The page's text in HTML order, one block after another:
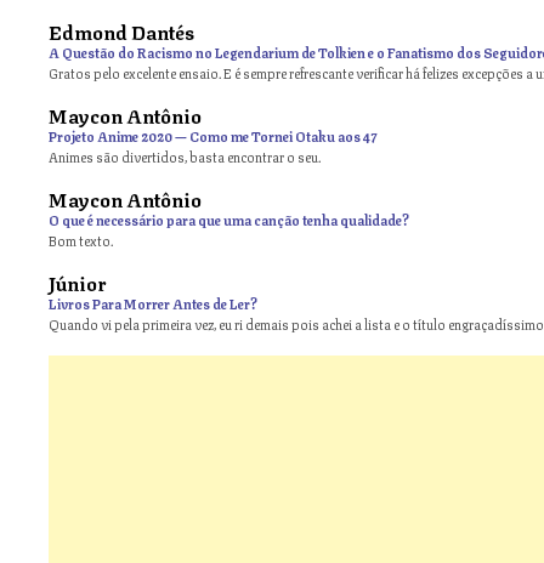
Edmond Dantés
A Questão do Racismo no Legendarium de Tolkien e o Fanatismo dos
Gratos pelo excelente ensaio. E é sempre refrescante verificar há felizes excepções a
Maycon Antônio
Projeto Anime 2020 — Como me Tornei Otaku aos 47
Animes são divertidos, basta encontrar o seu.
Maycon Antônio
O que é necessário para que uma canção tenha qualidade?
Bom texto.
Júnior
Livros Para Morrer Antes de Ler?
Quando vi pela primeira vez, eu ri demais pois achei a lista e o título